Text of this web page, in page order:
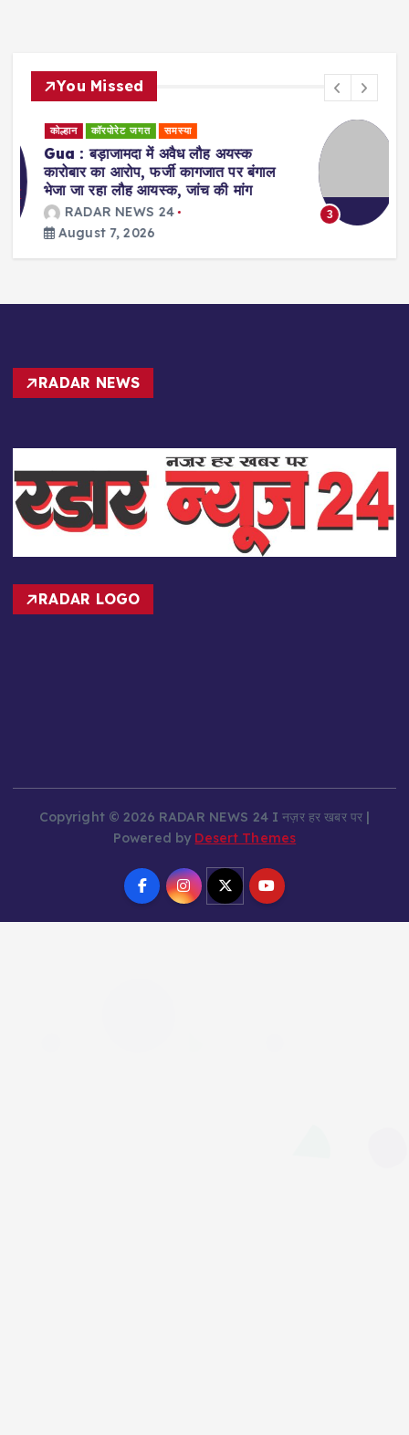
You Missed
3
कोल्हान राजनीति
Jamshedpur : युवा शक्ति ही झारखंड के
भविष्य की दिशा तय करेगी : सुदेश कुमार महतो
RADAR NEWS 24
August 7, 2026
RADAR NEWS
RADAR LOGO
Powered byDesert Themes